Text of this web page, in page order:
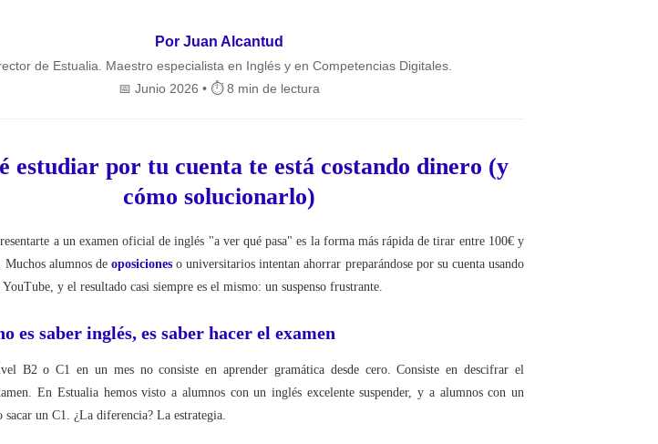
Por Juan Alcantud
de Estualia. Maestro especialista en Inglés y en Competencias Digitales.
📅 Junio 2026 • ⏱️ 8 min de lectura
estudiar por tu cuenta te está costando dinero (y
cómo solucionarlo)
a un examen oficial de inglés "a ver qué pasa" es la forma más rápida de tirar entre 100€ y
Muchos alumnos de oposicioneso universitarios intentan ahorrar preparándose por su cuenta usando
YouTube, y el resultado casi siempre es el mismo: un suspenso frustrante.
es saber inglés, es saber hacer el examen
B2 o C1 en un mes no consiste en aprender gramática desde cero. Consiste en descifrar el
En Estualia hemos visto a alumnos con un inglés excelente suspender, y a alumnos con un
un C1. ¿La diferencia? La estrategia.